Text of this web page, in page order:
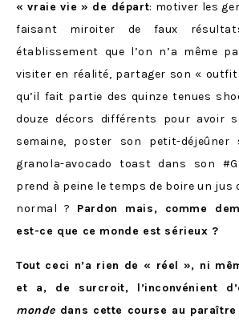
« vraie vie » de départ: motiver les
faisant miroiter de faux
établissement que l’on n’a même
visiter en réalité, partager son «
qu’il fait partie des quinze tenues
douze décors différents pour avoir
semaine, poster son petit-déjeûner
granola-avocado toast dans son
prend à peine le temps de boire un jus
normal ? Pardon mais, comme
est-ce que ce monde est sérieux ?
Tout ceci n’a rien de « réel », ni
et a, de surcroit, l’inconvénient
monde dans cette course au